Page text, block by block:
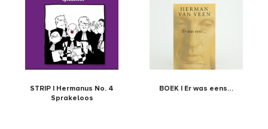
STRIP | Hermanus No. 4
Sprakeloos
BOEK | Er was eens…